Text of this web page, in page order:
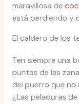
maravillosa de
está perdiendo y
El caldero de los
Ten siempre una
puntas de las
del puerro que no
¿Las peladuras